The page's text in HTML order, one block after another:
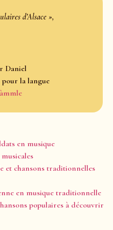
d’Alsace »,
Daniel
la langue
en musique
et chansons traditionnelles
en musique traditionnelle
populaires à découvrir